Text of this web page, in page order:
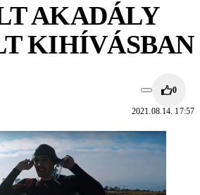
AKADÁLY
KIHÍVÁSBAN
0
2021.08.14. 17:57